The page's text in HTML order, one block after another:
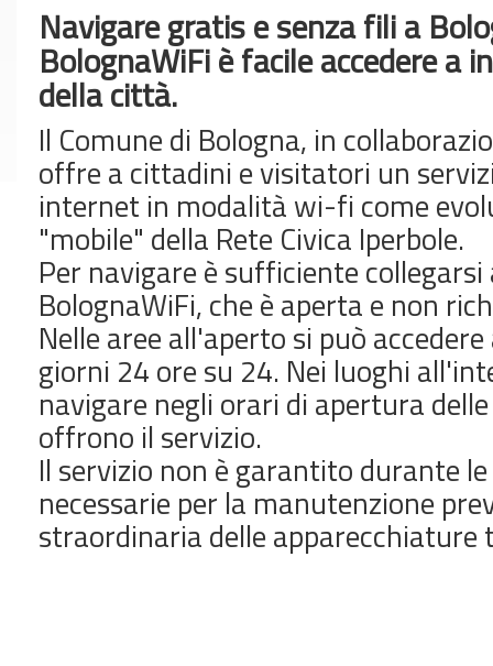
Navigare gratis e senza fili a
BolognaWiFi è facile accedere a
della città.
Il Comune di Bologna, in
offre a cittadini e visitatori un
internet in modalità wi-fi come
"mobile" della Rete Civica Iperbole.
Per navigare è sufficiente
BolognaWiFi, che è aperta e non
Nelle aree all'aperto si può
giorni 24 ore su 24. Nei luoghi
navigare negli orari di apertura
offrono il servizio.
Il servizio non è garantito durante
necessarie per la manutenzione
straordinaria delle apparecchiature